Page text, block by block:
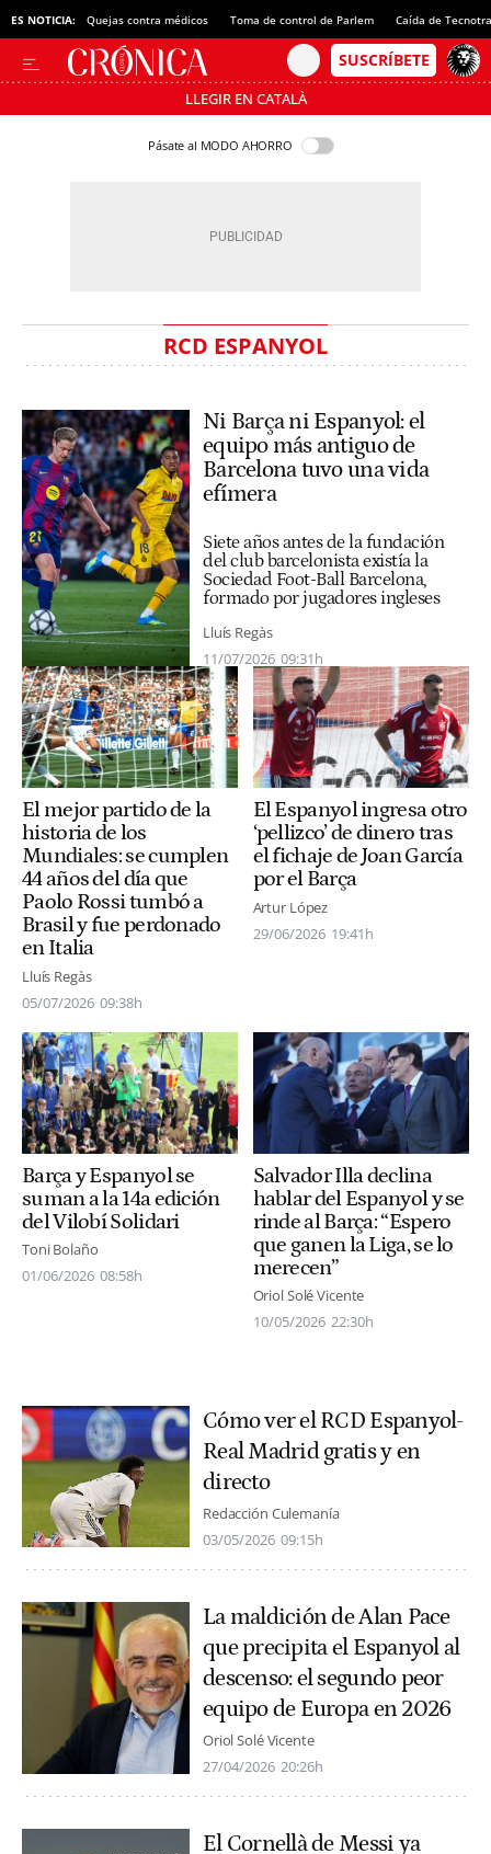
ES NOTICIA: Quejas contra médicos Toma de control de Parlem Caída de
LLEGIR EN CATALÀ
Pásate al MODO AHORRO
RCD ESPANYOL
Ni Barça ni Espanyol: el
equipo más antiguo de
Barcelona tuvo una vida
efímera
Siete años antes de la fundación
del club barcelonista existía la
Sociedad Foot-Ball Barcelona,
formado por jugadores ingleses
Lluís Regàs
11/07/2026 09:31h
El mejor partido de la
historia de los
Mundiales: se cumplen
44 años del día que
Paolo Rossi tumbó a
Brasil y fue perdonado
en Italia
Lluís Regàs
05/07/2026 09:38h
El Espanyol ingresa otro
‘pellizco’ de dinero tras
el fichaje de Joan García
por el Barça
Artur López
29/06/2026 19:41h
Barça y Espanyol se
suman a la 14a edición
del Vilobí Solidari
Toni Bolaño
01/06/2026 08:58h
Salvador Illa declina
hablar del Espanyol y se
rinde al Barça: “Espero
que ganen la Liga, se lo
merecen”
Oriol Solé Vicente
10/05/2026 22:30h
Cómo ver el RCD Espanyol-
Real Madrid gratis y en
directo
Redacción Culemanía
03/05/2026 09:15h
La maldición de Alan Pace
que precipita el Espanyol al
descenso: el segundo peor
equipo de Europa en 2026
Oriol Solé Vicente
27/04/2026 20:26h
El Cornellà de Messi ya